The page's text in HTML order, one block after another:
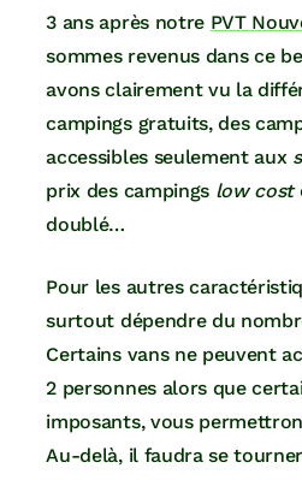
3 ans après notre PVT
sommes revenus dans ce
avons clairement vu la
campings gratuits, des
accessibles seulement aux
prix des campings low cost
doublé…
Pour les autres
surtout dépendre du
Certains vans ne peuvent
2 personnes alors que
imposants, vous
Au-delà, il faudra se